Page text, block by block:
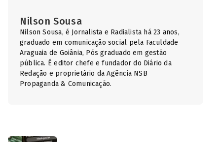
Nilson Sousa
Nilson Sousa, é Jornalista e Radialista há 23 anos,
graduado em comunicação social pela Faculdade
Araguaia de Goiânia, Pós graduado em gestão
pública. É editor chefe e fundador do Diário da
Redação e proprietário da Agência NSB
Propaganda & Comunicação.